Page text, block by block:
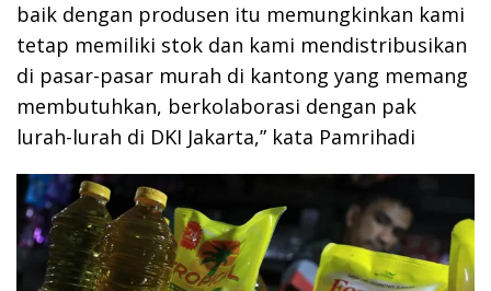
baik dengan produsen itu memungkinkan kami
tetap memiliki stok dan kami mendistribusikan
di pasar-pasar murah di kantong yang memang
membutuhkan, berkolaborasi dengan pak
lurah-lurah di DKI Jakarta,” kata Pamrihadi